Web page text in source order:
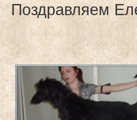
Поздравляем